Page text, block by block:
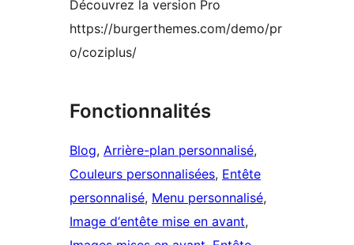
Découvrez la version Pro
https://burgerthemes.com/demo/pr
o/coziplus/
Fonctionnalités
Blog, Arrière-plan personnalisé
Couleurs personnalisées, Entête
personnalisé, Menu personnalisé
Image d‘entête mise en avant